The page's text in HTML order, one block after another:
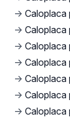
→ Caloplaca
→ Caloplaca
→ Caloplaca
→ Caloplaca
→ Caloplaca
→ Caloplaca
→ Caloplaca